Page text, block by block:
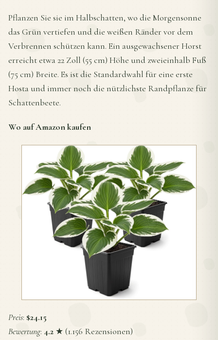
Pflanzen Sie sie im Halbschatten, wo die Morgensonne
das Grün vertiefen und die weißen Ränder vor dem
Verbrennen schützen kann. Ein ausgewachsener Horst
erreicht etwa 22 Zoll (55 cm) Höhe und zweieinhalb Fuß
(75 cm) Breite. Es ist die Standardwahl für eine erste
Hosta und immer noch die nützlichste Randpflanze für
Schattenbeete.
Wo auf Amazon kaufen
Preis: $24.15
Bewertung: 4.2 ★ (1.156 Rezensionen)